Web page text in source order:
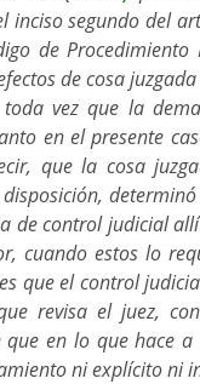
inciso segundo del
de Procedimiento
de cosa
vez que la
en el presente
que la cosa
de control judicial
cuando estos lo
que el control
revisa el juez,
que en lo que hace
ni explícito ni